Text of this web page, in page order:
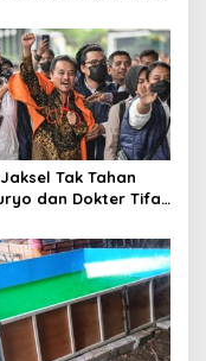
Tuai Sorotan
Tak Tahan
dan Dokter Tifa,
dan Kepastian